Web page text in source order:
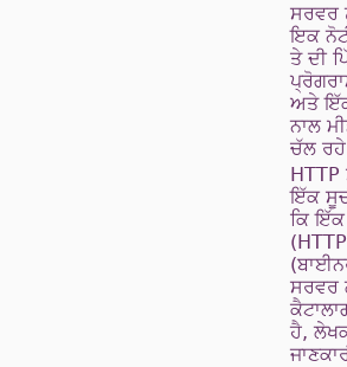
ਸਰਵਰ
ਇਕ
ਤੇ ਦੀ
ਅਤੇ
ਨਾਲ
ਚੱਲ
ਇੱਕ
ਕਿ
ਸਰਵਰ
ਹੈ,